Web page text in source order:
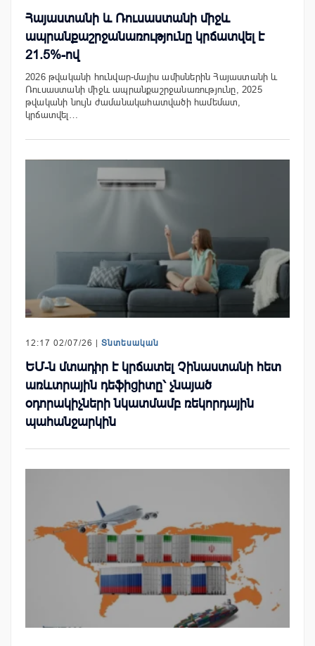
Հայաստանի և Ռուսաստանի միջև
ապրանքաշրջանառությունը կրճատվել է
21.5%-ով
2026 թվականի հունվար-մայիս ամիսներին Հայաստանի և
Ռուսաստանի միջև ապրանքաշրջանառությունը, 2025
թվականի նույն ժամանակահատվածի համեմատ,
կրճատվել…
12:17 02/07/26 | Տնտեսական
ԵՄ-ն մտադիր է կրճատել Չինաստանի հետ
առևտրային դեֆիցիտը՝ չնայած
օդորակիչների նկատմամբ ռեկորդային
պահանջարկին